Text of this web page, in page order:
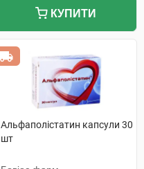
КУПИТИ
Альфаполістатин капсули 30
шт